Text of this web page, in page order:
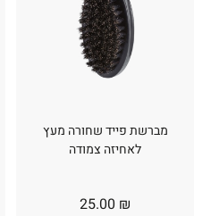
מברשת פייד שחורה מעץ
לאחיזה צמודה
25.00 ₪